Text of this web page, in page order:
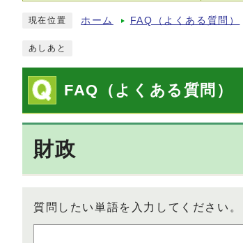
現在位置 ホーム FAQ（よくある質問）
あしあと
FAQ（よくある質問）
財政
質問したい単語を入力してください